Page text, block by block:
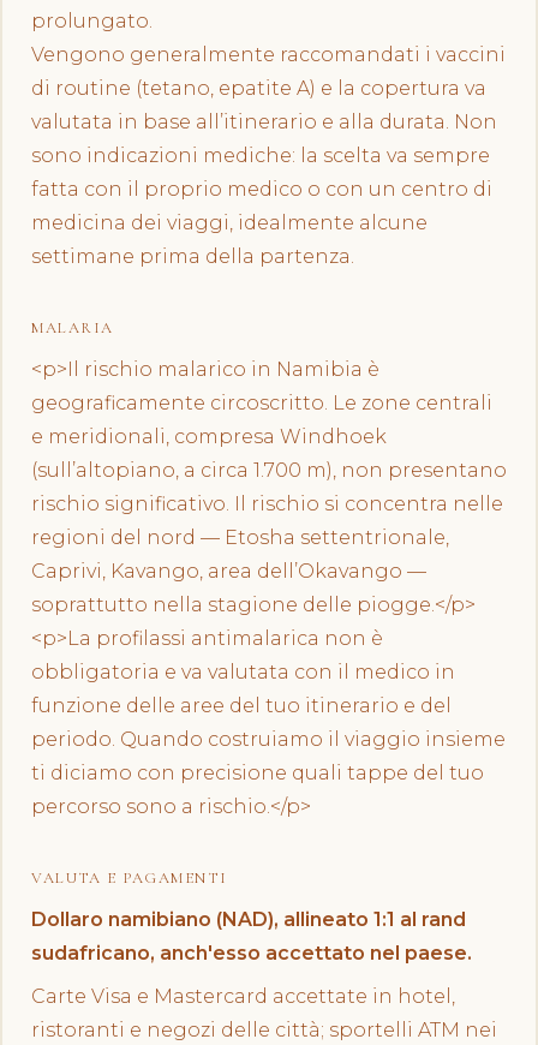
prolungato.
Vengono generalmente raccomandati i vaccini
di routine (tetano, epatite A) e la copertura va
valutata in base all’itinerario e alla durata. Non
sono indicazioni mediche: la scelta va sempre
fatta con il proprio medico o con un centro di
medicina dei viaggi, idealmente alcune
settimane prima della partenza.
MALARIA
<p>Il rischio malarico in Namibia è
geograficamente circoscritto. Le zone centrali
e meridionali, compresa Windhoek
(sull’altopiano, a circa 1.700 m), non presentano
rischio significativo. Il rischio si concentra nelle
regioni del nord — Etosha settentrionale,
Caprivi, Kavango, area dell’Okavango —
soprattutto nella stagione delle piogge.</p>
<p>La profilassi antimalarica non è
obbligatoria e va valutata con il medico in
funzione delle aree del tuo itinerario e del
periodo. Quando costruiamo il viaggio insieme
ti diciamo con precisione quali tappe del tuo
percorso sono a rischio.</p>
VALUTA E PAGAMENTI
Dollaro namibiano (NAD), allineato 1:1 al rand
sudafricano, anch'esso accettato nel paese.
Carte Visa e Mastercard accettate in hotel,
ristoranti e negozi delle città; sportelli ATM nei